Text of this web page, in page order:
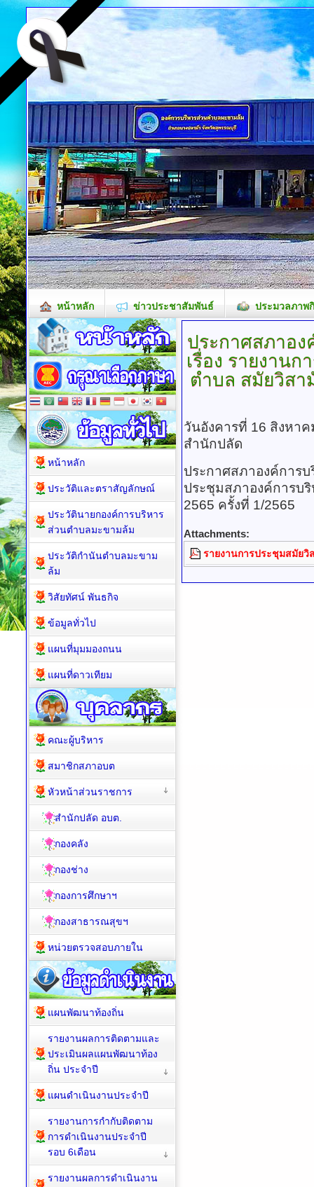
หน้าหลัก ข่าวประชาสัมพันธ์ ประมวลภาพ
ประกาศสภาอ
เรื่อง รายงาน
ตำบล สมัยวิสา
วันอังคารที่ 16 สิงหา
สำนักปลัด
ประกาศสภาองค์การ
ประชุมสภาองค์การบ
2565 ครั้งที่ 1/2565
Attachments:
รายงานการประชุมสมัย
หน้าหลัก
ประวัติและตราสัญลักษณ์
ประวัตินายกองค์การบริหาร
ส่วนตำบลมะขามล้ม
ประวัติกำนันตำบลมะขาม
ล้ม
วิสัยทัศน์ พันธกิจ
ข้อมูลทั่วไป
แผนที่มุมมองถนน
แผนที่ดาวเทียม
คณะผู้บริหาร
สมาชิกสภาอบต
หัวหน้าส่วนราชการ
สำนักปลัด อบต.
กองคลัง
กองช่าง
กองการศึกษาฯ
กองสาธารณสุขฯ
หน่วยตรวจสอบภายใน
แผนพัฒนาท้องถิ่น
รายงานผลการติดตามและ
ประเมินผลแผนพัฒนาท้อง
ถิ่น ประจำปี
แผนดำเนินงานประจำปี
รายงานการกำกับติดตาม
การดำเนินงานประจำปี
รอบ 6เดือน
รายงานผลการดำเนินงาน